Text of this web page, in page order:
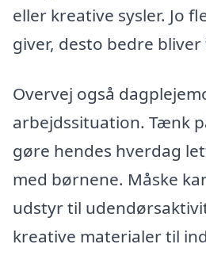
eller kreative sysler. Jo
giver, desto bedre
Overvej også
arbejdssituation. Tænk
gøre hendes hverdag
med børnene. Måske
udstyr til
kreative materialer til